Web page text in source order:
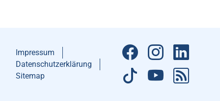
Impressum
Datenschutzerklärung
Sitemap